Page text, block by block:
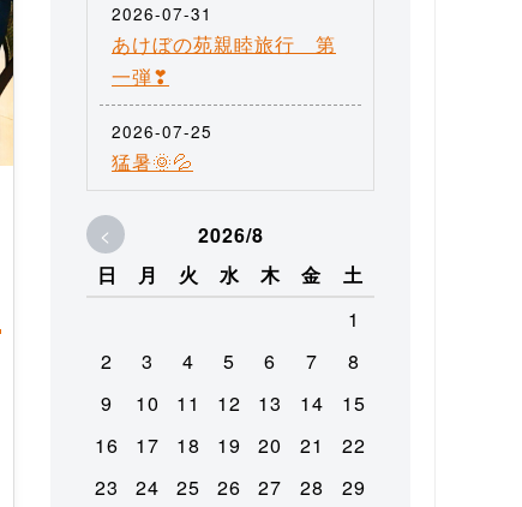
2026-07-31
あけぼの苑親睦旅行 第
一弾❣
2026-07-25
猛暑🌞💦
<
2026/8
日
月 火 水 木 金
土
1
2
3 4 5 6 7
8
9
10 11 12 13 14
15
16
17 18 19 20 21
22
23
24 25 26 27 28
29